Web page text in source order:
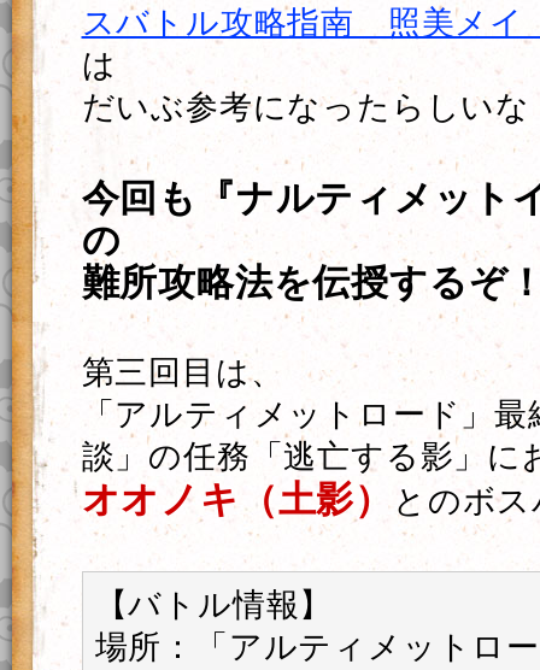
スバトル攻略指南 照美メイ
は
だいぶ参考になったらしいな
今回も『ナルティメット
の
難所攻略法を伝授するぞ
第三回目は、
「アルティメットロード」最
談」の任務「逃亡する影」に
オオノキ（土影） とのボ
【バトル情報】
場所：「アルティメットロ